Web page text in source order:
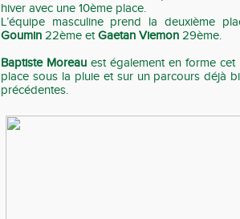
hiver avec une 10ème place.
L’équipe masculine prend la deuxième
Goumin 22ème etGaetan Viemon 29ème.
Baptiste Moreau est également en forme
place sous la pluie et sur un parcours déjà
précédentes.